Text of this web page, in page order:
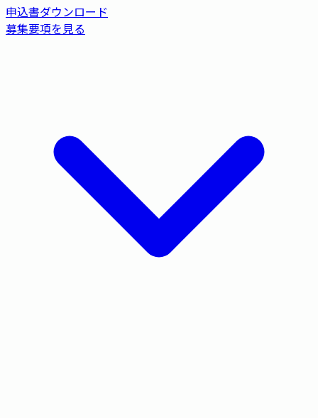
申込書ダウンロード
募集要項を見る